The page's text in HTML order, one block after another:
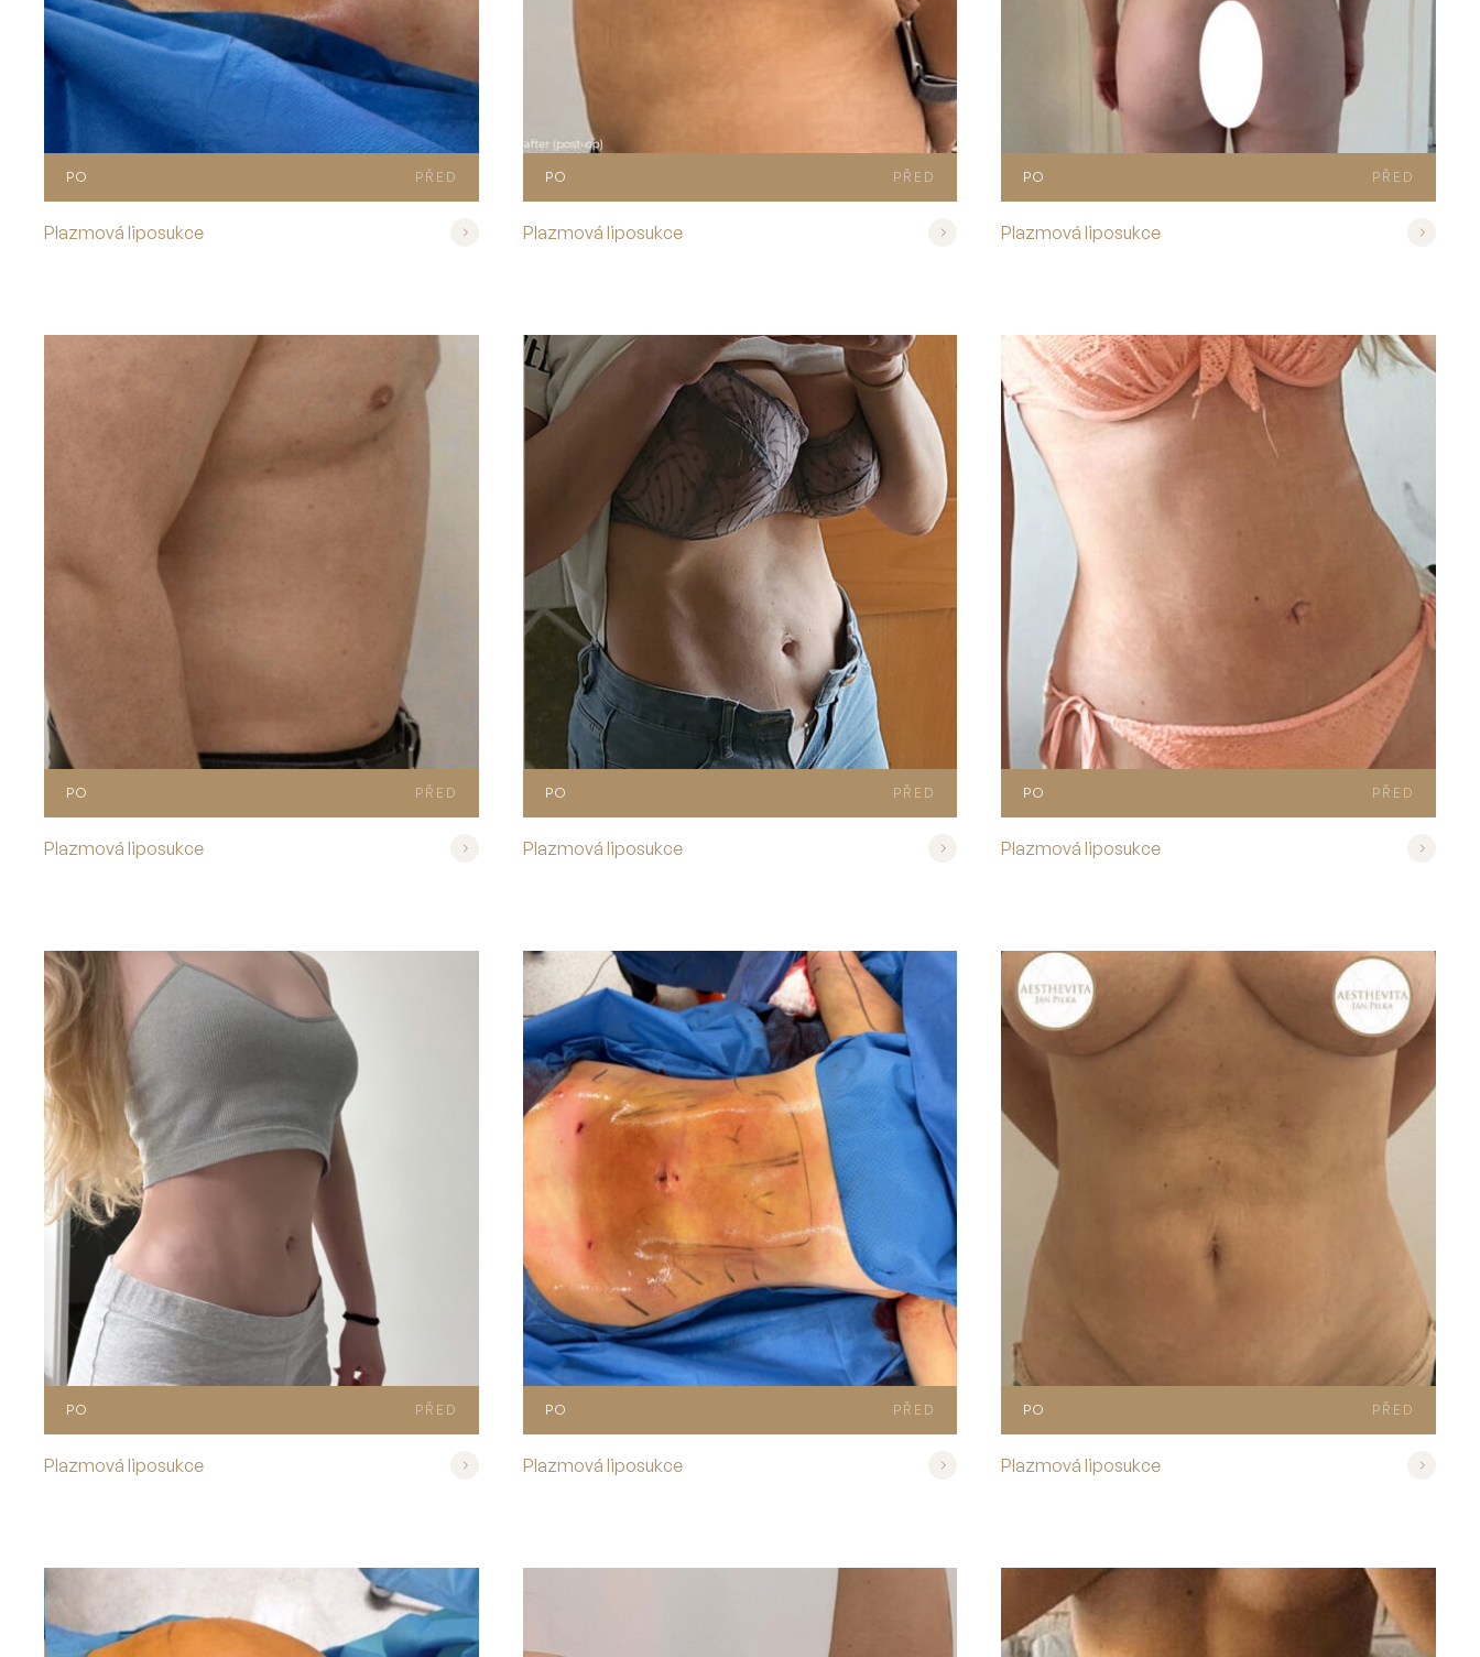
PO PŘED
Plazmová liposukce
PO PŘED
Plazmová liposukce
PO PŘED
Plazmová liposukce
PO PŘED
Plazmová liposukce
PO PŘED
Plazmová liposukce
PO PŘED
Plazmová liposukce
PO PŘED
Plazmová liposukce
PO PŘED
Plazmová liposukce
PO PŘED
Plazmová liposukce